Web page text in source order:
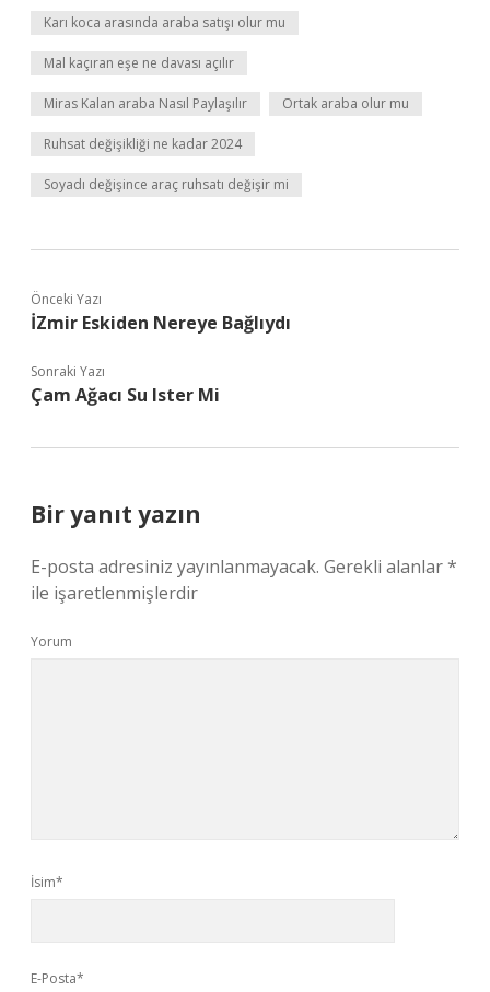
Karı koca arasında araba satışı olur mu
Mal kaçıran eşe ne davası açılır
Miras Kalan araba Nasıl Paylaşılır Ortak araba olur mu
Ruhsat değişikliği ne kadar 2024
Soyadı değişince araç ruhsatı değişir mi
Önceki Yazı
İZmir Eskiden Nereye Bağlıydı
Sonraki Yazı
Çam Ağacı Su Ister Mi
Bir yanıt yazın
E-posta adresiniz yayınlanmayacak. Gerekli alanlar*
ile işaretlenmişlerdir
Yorum
İsim*
E-Posta*